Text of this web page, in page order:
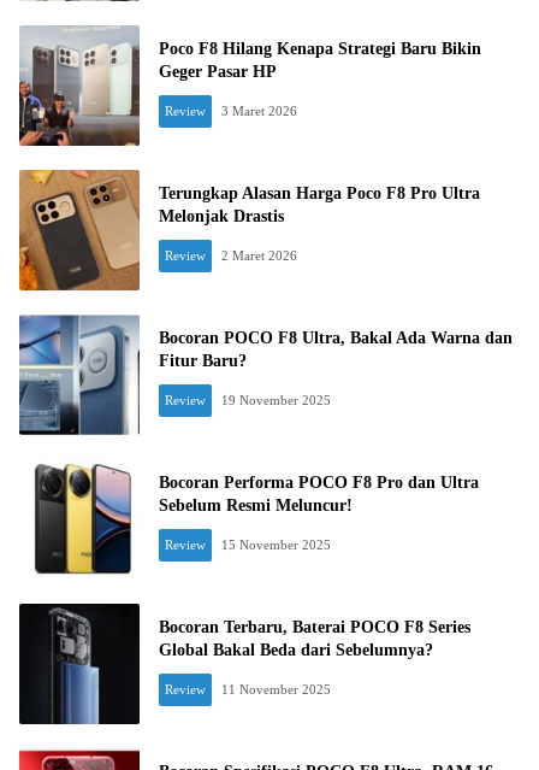
Poco F8 Hilang Kenapa Strategi Baru Bikin
Geger Pasar HP
Review 3 Maret 2026
Terungkap Alasan Harga Poco F8 Pro Ultra
Melonjak Drastis
Review 2 Maret 2026
Bocoran POCO F8 Ultra, Bakal Ada Warna dan
Fitur Baru?
Review 19 November 2025
Bocoran Performa POCO F8 Pro dan Ultra
Sebelum Resmi Meluncur!
Review 15 November 2025
Bocoran Terbaru, Baterai POCO F8 Series
Global Bakal Beda dari Sebelumnya?
Review 11 November 2025